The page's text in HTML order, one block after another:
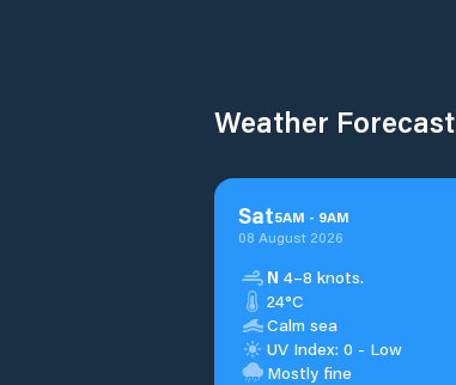
Weather Forecast
Sat5AM - 9AM
08 August 2026
N 4–8 knots.
24°C
Calm sea
UV Index: 0 - Low
Mostly fine